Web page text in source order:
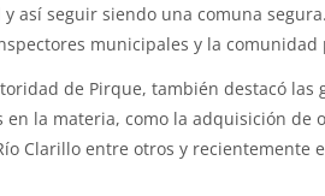
así seguir siendo una comuna
municipales y la
de Pirque, también destacó
la materia, como la adquisición
Clarillo entre otros y